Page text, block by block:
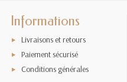
Informations
Livraisons et retours
Paiement sécurisé
Conditions générales